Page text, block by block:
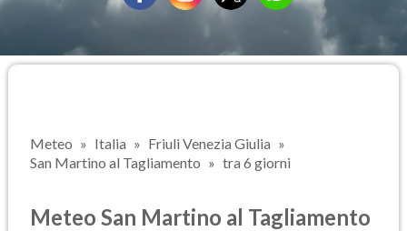
Meteo Italia
Friuli Venezia Giulia
San Martino al Tagliamento
tra 6 giorni
Meteo San Martino al Tagliamento